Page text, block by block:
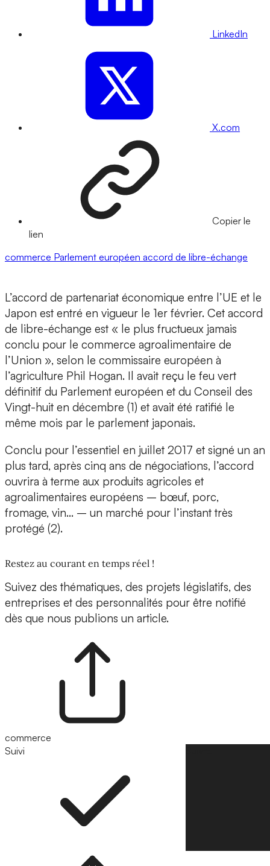
LinkedIn
X.com
Copier le
lien
commerce Parlement européen accord de libre-échange
L’accord de partenariat économique entre l’UE et le
Japon est entré en vigueur le 1er février. Cet accord
de libre-échange est « le plus fructueux jamais
conclu pour le commerce agroalimentaire de
l’Union », selon le commissaire européen à
l’agriculture Phil Hogan. Il avait reçu le feu vert
définitif du Parlement européen et du Conseil des
Vingt-huit en décembre (1) et avait été ratifié le
même mois par le parlement japonais.
Conclu pour l’essentiel en juillet 2017 et signé un an
plus tard, après cinq ans de négociations, l’accord
ouvrira à terme aux produits agricoles et
agroalimentaires européens – bœuf, porc,
fromage, vin… – un marché pour l’instant très
protégé (2).
Restez au courant en temps réel !
Suivez des thématiques, des projets législatifs, des
entreprises et des personnalités pour être notifié
dès que nous publions un article.
commerce
Suivi